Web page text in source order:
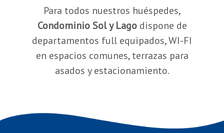
Para todos nuestros huéspedes,
Condominio Sol y Lagodispone de
departamentos full equipados, WI-FI
en espacios comunes, terrazas para
asados y estacionamiento.